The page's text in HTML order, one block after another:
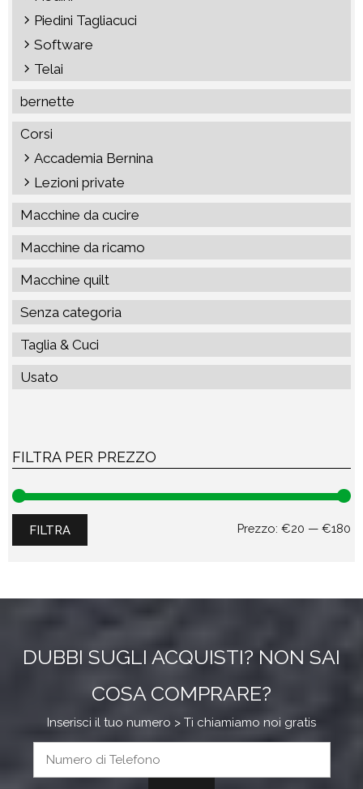
Piedini Tagliacuci
Software
Telai
bernette
Corsi
Accademia Bernina
Lezioni private
Macchine da cucire
Macchine da ricamo
Macchine quilt
Senza categoria
Taglia & Cuci
Usato
FILTRA PER PREZZO
FILTRA Prezzo: €20 — €180
DUBBI SUGLI ACQUISTI? NON SAI
COSA COMPRARE?
Inserisci il tuo numero > Ti chiamiamo noi gratis